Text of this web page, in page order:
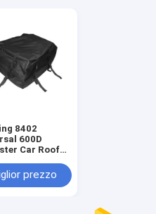
8402
600D
Car Roof
Luggage
per montature
prezzo